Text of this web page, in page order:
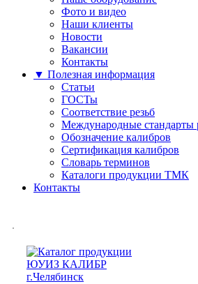
Фото и видео
Наши клиенты
Новости
Вакансии
Контакты
▼ Полезная информация
Статьи
ГОСТы
Соответствие резьб
Международные стандарты
Обозначение калибров
Сертификация калибров
Словарь терминов
Каталоги продукции ТМК
Контакты